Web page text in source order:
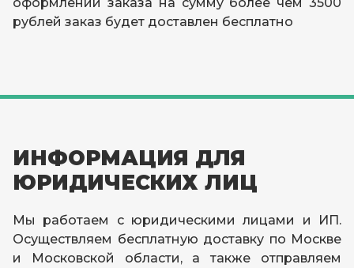
рублей заказ будет доставлен бесплатно
ИНФОРМАЦИЯ ДЛЯ
ЮРИДИЧЕСКИХ ЛИЦ
Мы работаем с юридическими лицами и ИП.
Осуществляем бесплатную доставку по Москве
и Московской области, а также отправляем